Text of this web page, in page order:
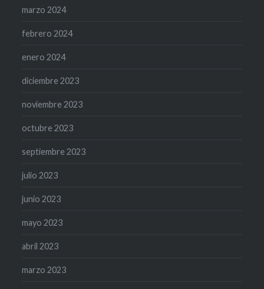
marzo 2024
febrero 2024
enero 2024
diciembre 2023
noviembre 2023
octubre 2023
septiembre 2023
julio 2023
junio 2023
mayo 2023
abril 2023
marzo 2023